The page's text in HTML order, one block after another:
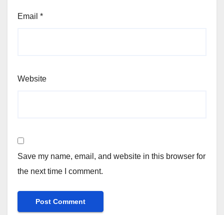
Email *
Website
Save my name, email, and website in this browser for
the next time I comment.